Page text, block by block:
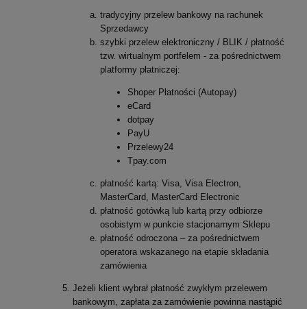
tradycyjny przelew bankowy na rachunek
Sprzedawcy
szybki przelew elektroniczny / BLIK / płatność
tzw. wirtualnym portfelem - za pośrednictwem
platformy płatniczej:
Shoper Płatności (Autopay)
eCard
dotpay
PayU
Przelewy24
Tpay.com
płatność kartą: Visa, Visa Electron,
MasterCard, MasterCard Electronic
płatność gotówką lub kartą przy odbiorze
osobistym w punkcie stacjonarnym Sklepu
płatność odroczona – za pośrednictwem
operatora wskazanego na etapie składania
zamówienia
Jeżeli klient wybrał płatność zwykłym przelewem
bankowym, zapłata za zamówienie powinna nastąpić